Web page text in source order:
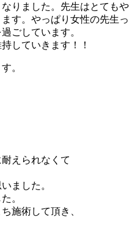
りました。先生はとても
す。やっぱり女性の先生
ごしています。
していきます！！
。
えられなくて
ました。
。
施術して頂き、